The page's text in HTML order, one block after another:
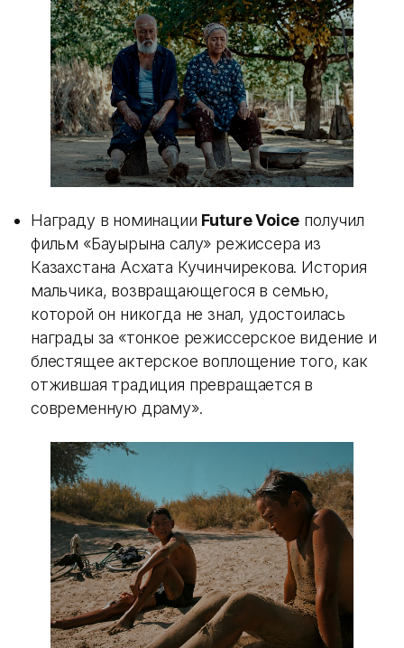
Награду в номинации Future Voice получил
фильм «Бауырына салу» режиссера из
Казахстана Асхата Кучинчирекова. История
мальчика, возвращающегося в семью,
которой он никогда не знал, удостоилась
награды за «тонкое режиссерское видение и
блестящее актерское воплощение того, как
отжившая традиция превращается в
современную драму».